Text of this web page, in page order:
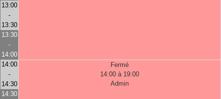
13:00
-
13:30
13:30
-
14:00
14:00
-
14:30
Fermé
14:00 à 19:00
Admin
14:30